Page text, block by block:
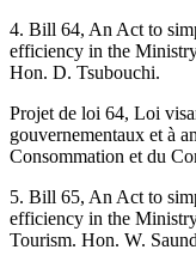
4. Bill 64, An Act to
efficiency in the
Hon. D. Tsubouchi.
Projet de loi 64, Loi
gouvernementaux et à
Consommation et du
5. Bill 65, An Act to
efficiency in the
Tourism. Hon. W.